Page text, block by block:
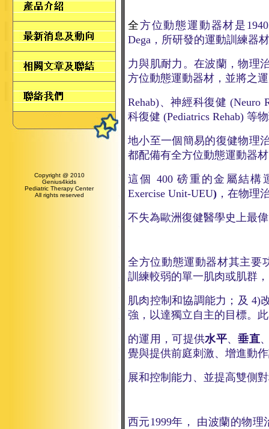
Copyright @ 2010
Genius4kids
Pediatric Therapy Center
All rights reserved
全方位動態運動器材是
Dega，所研發的運動訓練器
力與肌耐力。在波蘭，物理
方位動態運動器材，並將之
Rehab)、神經科復健(Neuro
科復健 (Pediatrics Rehab) 等
地小至一個簡易的復健物理
都配備有全方位動態運動器
這個 400 磅重的金屬結
Exercise Unit-UEU) ，在物理
不失為歐洲復健醫學史上最
全方位動態運動器材其主要
訓練較弱的單一肌肉或肌群
肌肉控制和協調能力；及 4)
強，以達獨立自主的目標。
的運用，可提供水平、垂直
覺與提供前庭刺激、增進動
展和控制能力、並提高雙側
西元1999年， 由波蘭的物理